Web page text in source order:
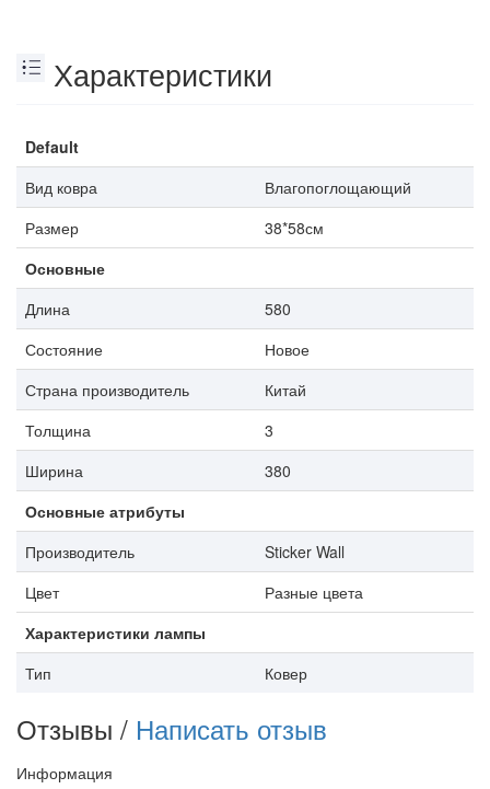
Характеристики
Default
Вид ковра
Влагопоглощающий
Размер
38*58см
Основные
Длина
580
Состояние
Новое
Страна производитель
Китай
Толщина
3
Ширина
380
Основные атрибуты
Производитель
Sticker Wall
Цвет
Разные цвета
Характеристики лампы
Тип
Ковер
Отзывы / Написать отзыв
Информация